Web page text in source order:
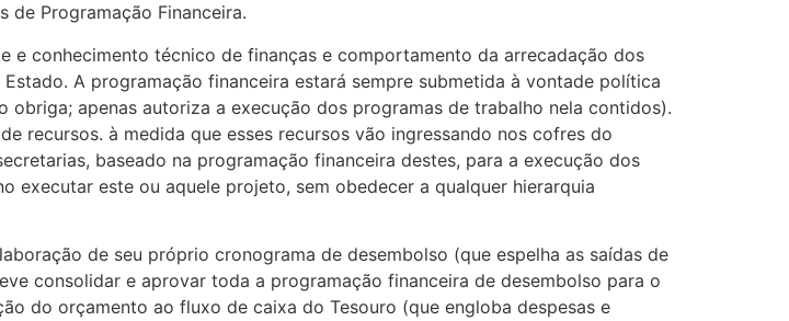
de Programação Financeira.
e conhecimento técnico de finanças e comportamento da arrecadação dos
A programação financeira estará sempre submetida à vontade política
apenas autoriza a execução dos programas de trabalho nela contidos).
recursos. à medida que esses recursos vão ingressando nos cofres do
baseado na programação financeira destes, para a execução dos
executar este ou aquele projeto, sem obedecer a qualquer hierarquia
de seu próprio cronograma de desembolso (que espelha as saídas de
consolidar e aprovar toda a programação financeira de desembolso para o
do orçamento ao fluxo de caixa do Tesouro (que engloba despesas e